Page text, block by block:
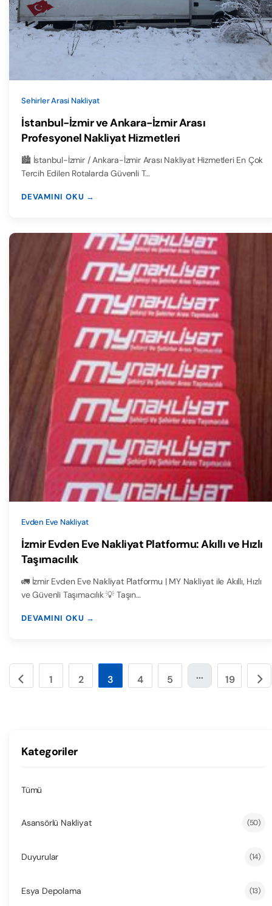
Sehirler Arasi Nakliyat
İstanbul-İzmir ve Ankara-İzmir Arası
Profesyonel Nakliyat Hizmetleri
🏙️ İstanbul-İzmir / Ankara-İzmir Arası Nakliyat Hizmetleri En Çok
Tercih Edilen Rotalarda Güvenli T…
DEVAMINI OKU →
Evden Eve Nakliyat
İzmir Evden Eve Nakliyat Platformu: Akıllı ve Hızlı
Taşımacılık
🚛 İzmir Evden Eve Nakliyat Platformu | MY Nakliyat ile Akıllı, Hızlı
ve Güvenli Taşımacılık 💡 Taşın…
DEVAMINI OKU →
1 2 3 4 5 ... 19
Kategoriler
Tümü
Asansörlü Nakliyat (50)
Duyurular (14)
Esya Depolama (13)